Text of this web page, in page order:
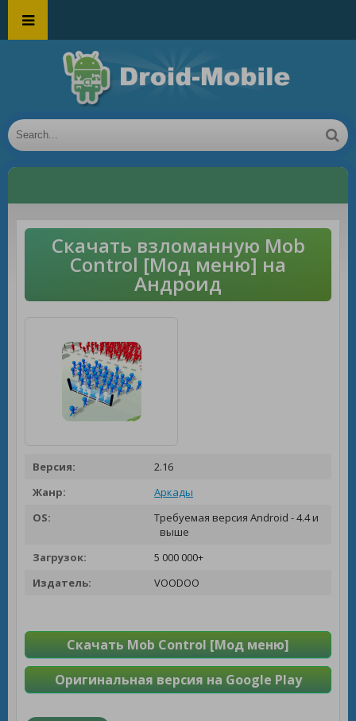
Скачать взломанную Mob
Control [Мод меню] на
Андроид
Версия:
2.16
Жанр:
Аркады
OS:
Требуемая версия Android - 4.4 и
выше
Загрузок:
5 000 000+
Издатель:
VOODOO
Скачать Mob Control [Мод меню]
Оригинальная версия на Google Play